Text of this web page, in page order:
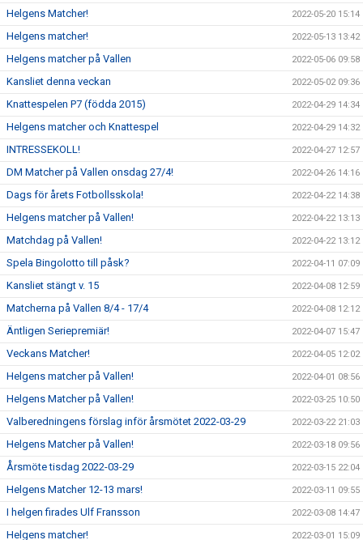
Helgens Matcher! 2022-05-20 15:14
Helgens matcher! 2022-05-13 13:42
Helgens matcher på Vallen 2022-05-06 09:58
Kansliet denna veckan 2022-05-02 09:36
Knattespelen P7 (födda 2015) 2022-04-29 14:34
Helgens matcher och Knattespel 2022-04-29 14:32
INTRESSEKOLL! 2022-04-27 12:57
DM Matcher på Vallen onsdag 27/4! 2022-04-26 14:16
Dags för årets Fotbollsskola! 2022-04-22 14:38
Helgens matcher på Vallen! 2022-04-22 13:13
Matchdag på Vallen! 2022-04-22 13:12
Spela Bingolotto till påsk? 2022-04-11 07:09
Kansliet stängt v. 15 2022-04-08 12:59
Matcherna på Vallen 8/4 - 17/4 2022-04-08 12:12
Äntligen Seriepremiär! 2022-04-07 15:47
Veckans Matcher! 2022-04-05 12:02
Helgens matcher på Vallen! 2022-04-01 08:56
Helgens Matcher på Vallen! 2022-03-25 10:50
Valberedningens förslag inför årsmötet 2022-03-29 2022-03-22 21:03
Helgens Matcher på Vallen! 2022-03-18 09:56
Årsmöte tisdag 2022-03-29 2022-03-15 22:04
Helgens Matcher 12-13 mars! 2022-03-11 09:55
I helgen firades Ulf Fransson 2022-03-08 14:47
Helgens matcher! 2022-03-01 15:09